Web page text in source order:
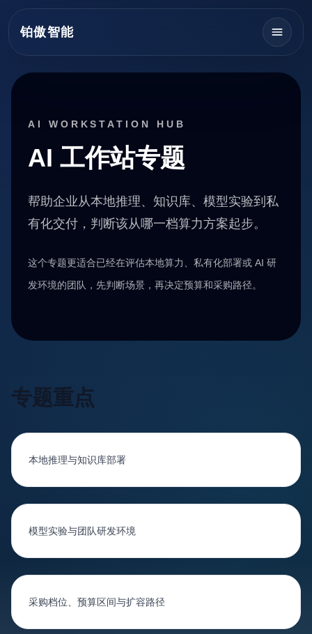
铂傲智能
AI WORKSTATION HUB
AI 工作站专题
帮助企业从本地推理、知识库、模型实验到私
有化交付，判断该从哪一档算力方案起步。
这个专题更适合已经在评估本地算力、私有化部署或 AI 研
发环境的团队，先判断场景，再决定预算和采购路径。
专题重点
本地推理与知识库部署
模型实验与团队研发环境
采购档位、预算区间与扩容路径